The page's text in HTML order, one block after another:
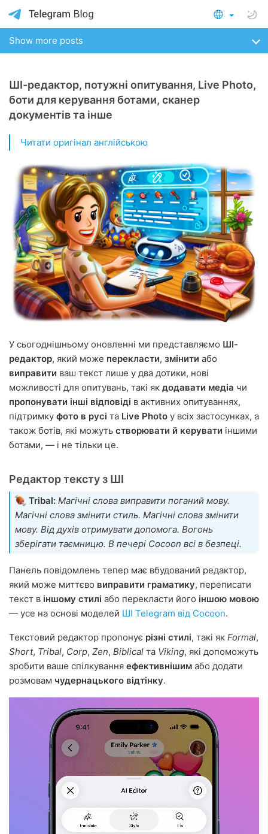
Show more posts
ШІ-редактор, потужні опитування, Live Photo,
боти для керування ботами, сканер
документів та інше
Читати оригінал англійською
У сьогоднішньому оновленні ми представляємо ШІ-
редактор, який може перекласти, змінити або
виправити ваш текст лише у два дотики, нові
можливості для опитувань, такі як додавати медіа чи
пропонувати інші відповіді в активних опитуваннях,
підтримку фото в русі та Live Photo у всіх застосунках, а
також ботів, які можуть створювати й керувати іншими
ботами, — і не тільки це.
Редактор тексту з ШІ
Tribal: Магічні слова виправити поганий мову.
Магічні слова змінити стиль. Магічні слова змінити
мову. Від духів отримувати допомога. Вогонь
зберігати таємницю. В печері Cocoon всі в безпеці.
Панель повідомлень тепер має вбудований редактор,
який може миттєво виправити граматику, переписати
текст в іншому стилі або перекласти його іншою мовою
— усе на основі моделей ШІ Telegram від Cocoon.
Текстовий редактор пропонує різні стилі, такі як Formal,
Short, Tribal, Corp, Zen, Biblical та Viking, які допоможуть
зробити ваше спілкування ефективнішим або додати
розмовам чудернацького відтінку.